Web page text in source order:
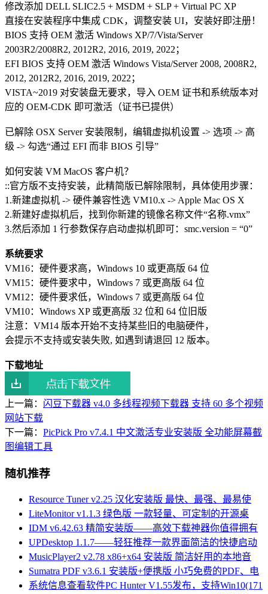
修改添加 DELL SLIC2.5 + MSDM + SLP + Virtual PC XP
直接在安装程序中集成 CDK，调整安装 UI，安装好即注册！
BIOS 支持 OEM 激活 Windows XP/7/Vista/Server
2003R2/2008R2, 2012R2, 2016, 2019, 2022；
EFI BIOS 支持 OEM 激活 Windows Vista/Server 2008, 2008R2,
2012, 2012R2, 2016, 2019, 2022；
VISTA~2019 对安装盘无要求，导入 OEM 证书和系统版本对
应的 OEM-CDK 即可激活（证书已提供）
已解除 OSX Server 安装限制，编辑虚拟机设置 -> 选项 -> 高
级 -> 勾选“通过 EFI 而非 BIOS 引导”
如何安装 VM MacOS 客户机？
::官方版不支持安装，此精简版已解除限制，具体使用步骤：
1.新建虚拟机 -> 硬件兼容性选 VM10.x -> Apple Mac OS X
2.新建好虚拟机后，找到你新建的镜像名称文件“名称.vmx”
3.然后添加 1 行参数保存启动虚拟机即可：smc.version = “0”
系统要求
VM16：硬件要求高，Windows 10 或更高版 64 位
VM15：硬件要求中，Windows 7 或更高版 64 位
VM12：硬件要求低，Windows 7 或更高版 64 位
VM10：Windows XP 或更高版 32 位和 64 位旧版
注意：VM14 版本开始不支持某些旧的电脑硬件，
会提示不支持或安装失败, 如遇到请退回 12 版本。
下载地址
上一篇： 闪豆下载器 v4.0 多线程视频下载器 支持 60 多个视频
网站下载
下一篇： PicPick Pro v7.4.1 中文激活专业安装版 全功能屏幕截
图编辑工具
随机推荐
Resource Tuner v2.25 汉化安装版 最快、最强、最易使
LiteMonitor v1.1.3 绿色版 一款轻量、可定制的开源桌
IDM v6.42.63 精简安装版——高效下载神器你值得拥有
UPDesktop 1.1.7——轻狂推荐一款界面简洁的快捷启动
MusicPlayer2 v2.78 x86+x64 安装版 简洁好用的本地音
Sumatra PDF v3.6.1 安装版+便携版 小巧免费的PDF、电
系统信息查看软件PC Hunter V1.55发布，支持Win10(171